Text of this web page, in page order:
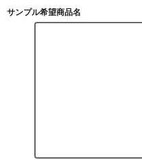
サンプル希望商品名